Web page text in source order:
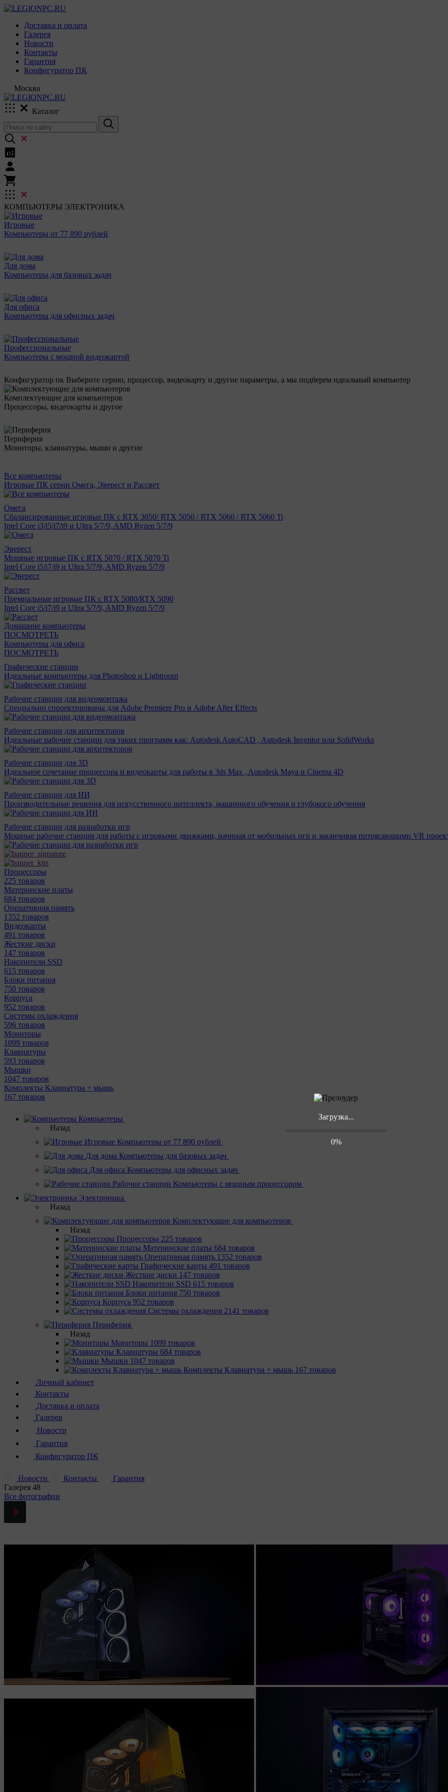
Загрузка...
0%
Доставка и оплата
Галерея
Новости
Контакты
Гарантия
Конфигуратор ПК
Москва
Каталог
КОМПЬЮТЕРЫ ЭЛЕКТРОНИКА
Игровые
Компьютеры от 77 890 рублей
Для дома
Компьютеры для базовых задач
Для офиса
Компьютеры для офисных задач
Профессиональные
Компьютеры с мощной видеокартой
Конфигуратор пк Выберите серию, процессор, видеокарту и другие параметры, а мы подберем идеальный компьютер
Комплектующие для компьютеров
Процессоры, видеокарты и другое
Периферия
Мониторы, клавиатуры, мыши и другие
Все компьютеры
Игровые ПК серии Омега, Эверест и Рассвет
Омега
Сбалансированные игровые ПК с RTX 3050/ RTX 5050 / RTX 5060 / RTX 5060 Ti
Intel Core i3/i5/i7/i9 и Ultra 5/7/9, AMD Ryzen 5/7/9
Эверест
Мощные игровые ПК с RTX 5070 / RTX 5070 Ti
Intel Core i5/i7/i9 и Ultra 5/7/9, AMD Ryzen 5/7/9
Рассвет
Премиальные игровые ПК с RTX 5080/RTX 5090
Intel Core i5/i7/i9 и Ultra 5/7/9, AMD Ryzen 5/7/9
Домашние компьютеры
ПОСМОТРЕТЬ
Компьютеры для офиса
ПОСМОТРЕТЬ
Графические станции
Идеальные компьютеры для Photoshop и Lightroom
Рабочие станции для видеомонтажа
Специально спроектированы для Adobe Premiere Pro и Adobe After Effects
Рабочие станции для архитекторов
Идеальные рабочие станции для таких программ как: Autodesk AutoCAD , Autodesk Inventor или SolidWorks
Рабочие станции для 3D
Идеальное сочетание процессора и видеокарты для работы в 3ds Max , Autodesk Maya и Cinema 4D
Рабочие станции для ИИ
Производительные решения для искусственного интеллекта, машинного обучения и глубокого обучения
Рабочие станции для разработки игр
Мощные рабочие станции для работы с игровыми движками, начиная от мобильных игр и заканчивая потрясающими VR
Процессоры
225 товаров
Материнcкие платы
684 товаров
Оперативная память
1352 товаров
Видеокарты
491 товаров
Жесткие диски
147 товаров
Накопители SSD
615 товаров
Блоки питания
750 товаров
Корпуса
952 товаров
Системы охлаждения
596 товаров
Мониторы
1099 товаров
Клавиатуры
593 товаров
Мышки
1047 товаров
Комплекты Клавиатура + мышь
167 товаров
Компьютеры
Назад
Игровые Компьютеры от 77 890 рублей
Для дома Компьютеры для базовых задач
Для офиса Компьютеры для офисных задач
Рабочие станции Компьютеры с мощным процессором
Электроника
Назад
Комплектующие для компьютеров
Назад
Процессоры 225 товаров
Материнcкие платы 684 товаров
Оперативная память 1352 товаров
Графические карты 491 товаров
Жесткие диски 147 товаров
Накопители SSD 615 товаров
Блоки питания 750 товаров
Корпуса 952 товаров
Системы охлаждения 2141 товаров
Периферия
Назад
Мониторы 1099 товаров
Клавиатуры 684 товаров
Мышки 1047 товаров
Комплекты Клавиатура + мышь 167 товаров
Личный кабинет
Контакты
Доставка и оплата
Галерея
Новости
Гарантия
Конфигуратор ПК
Новости Контакты
Гарантия
Галерея 48
Все фотографии